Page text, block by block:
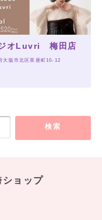
オLuvri 梅田店
大阪市北区茶屋町10-12
検索
ショップ